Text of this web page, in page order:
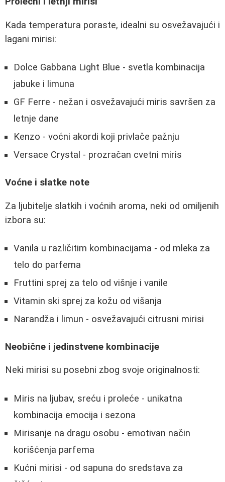
Kada temperatura poraste, idealni su osvežavajući i
lagani mirisi:
Dolce Gabbana Light Blue - svetla kombinacija
jabuke i limuna
GF Ferre - nežan i osvežavajući miris savršen za
letnje dane
Kenzo - voćni akordi koji privlače pažnju
Versace Crystal - prozračan cvetni miris
Voćne i slatke note
Za ljubitelje slatkih i voćnih aroma, neki od omiljenih
izbora su:
Vanila u različitim kombinacijama - od mleka za
telo do parfema
Fruttini sprej za telo od višnje i vanile
Vitamin ski sprej za kožu od višanja
Narandža i limun - osvežavajući citrusni mirisi
Neobične i jedinstvene kombinacije
Neki mirisi su posebni zbog svoje originalnosti:
Miris na ljubav, sreću i proleće - unikatna
kombinacija emocija i sezona
Mirisanje na dragu osobu - emotivan način
korišćenja parfema
Kućni mirisi - od sapuna do sredstava za